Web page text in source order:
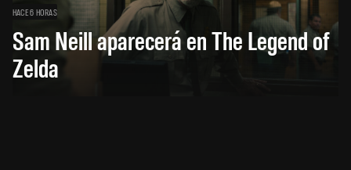
HACE 6 HORAS
Sam Neill aparecerá en The Legend of
Zelda